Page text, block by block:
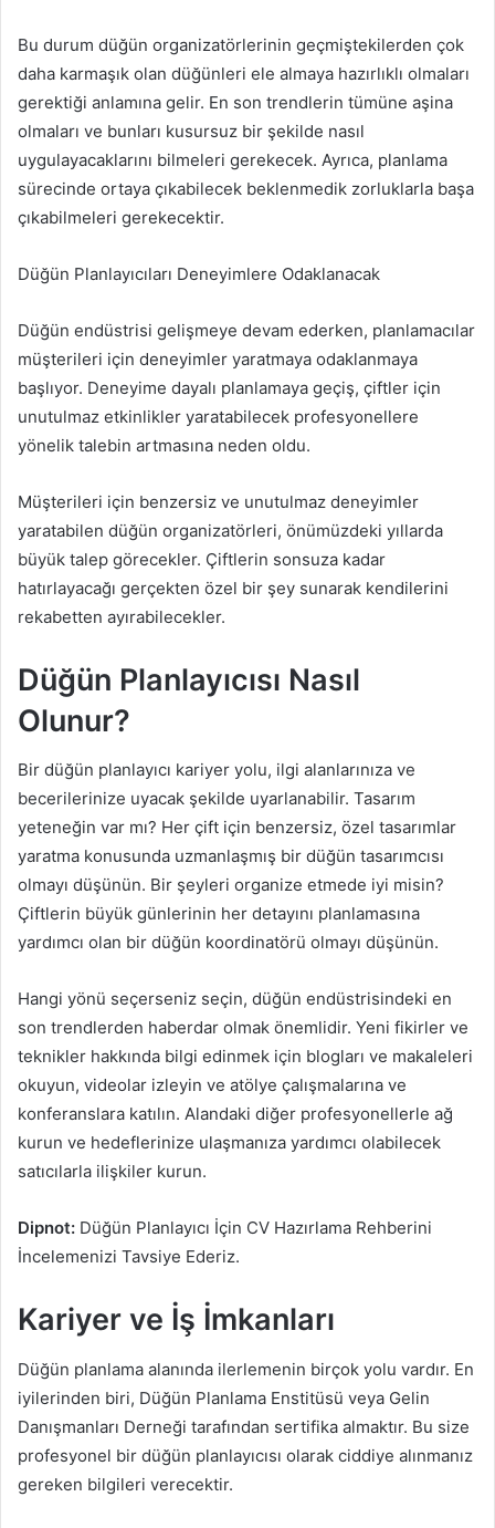
Bu durum düğün organizatörlerinin geçmiştekilerden çok
daha karmaşık olan düğünleri ele almaya hazırlıklı olmaları
gerektiği anlamına gelir. En son trendlerin tümüne aşina
olmaları ve bunları kusursuz bir şekilde nasıl
uygulayacaklarını bilmeleri gerekecek. Ayrıca, planlama
sürecinde ortaya çıkabilecek beklenmedik zorluklarla başa
çıkabilmeleri gerekecektir.
Düğün Planlayıcıları Deneyimlere Odaklanacak
Düğün endüstrisi gelişmeye devam ederken, planlamacılar
müşterileri için deneyimler yaratmaya odaklanmaya
başlıyor. Deneyime dayalı planlamaya geçiş, çiftler için
unutulmaz etkinlikler yaratabilecek profesyonellere
yönelik talebin artmasına neden oldu.
Müşterileri için benzersiz ve unutulmaz deneyimler
yaratabilen düğün organizatörleri, önümüzdeki yıllarda
büyük talep görecekler. Çiftlerin sonsuza kadar
hatırlayacağı gerçekten özel bir şey sunarak kendilerini
rekabetten ayırabilecekler.
Düğün Planlayıcısı Nasıl
Olunur?
Bir düğün planlayıcı kariyer yolu, ilgi alanlarınıza ve
becerilerinize uyacak şekilde uyarlanabilir. Tasarım
yeteneğin var mı? Her çift için benzersiz, özel tasarımlar
yaratma konusunda uzmanlaşmış bir düğün tasarımcısı
olmayı düşünün. Bir şeyleri organize etmede iyi misin?
Çiftlerin büyük günlerinin her detayını planlamasına
yardımcı olan bir düğün koordinatörü olmayı düşünün.
Hangi yönü seçerseniz seçin, düğün endüstrisindeki en
son trendlerden haberdar olmak önemlidir. Yeni fikirler ve
teknikler hakkında bilgi edinmek için blogları ve makaleleri
okuyun, videolar izleyin ve atölye çalışmalarına ve
konferanslara katılın. Alandaki diğer profesyonellerle ağ
kurun ve hedeflerinize ulaşmanıza yardımcı olabilecek
satıcılarla ilişkiler kurun.
Dipnot: Düğün Planlayıcı İçin CV Hazırlama Rehberini
İncelemenizi Tavsiye Ederiz.
Kariyer ve İş İmkanları
Düğün planlama alanında ilerlemenin birçok yolu vardır. En
iyilerinden biri, Düğün Planlama Enstitüsü veya Gelin
Danışmanları Derneği tarafından sertifika almaktır. Bu size
profesyonel bir düğün planlayıcısı olarak ciddiye alınmanız
gereken bilgileri verecektir.